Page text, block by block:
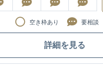
空き枠あり 要相談
詳細を見る